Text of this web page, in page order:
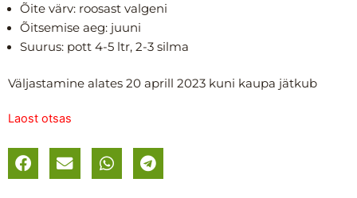
Õite värv: roosast valgeni
Õitsemise aeg: juuni
Suurus: pott 4-5 ltr, 2-3 silma
Väljastamine alates 20 aprill 2023 kuni kaupa jätkub
Laost otsas